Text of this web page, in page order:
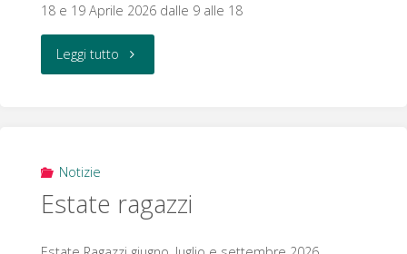
18 e 19 Aprile 2026 dalle 9 alle 18
Leggi tutto "Plastico
straordinaria"
Notizie
Estate ragazzi